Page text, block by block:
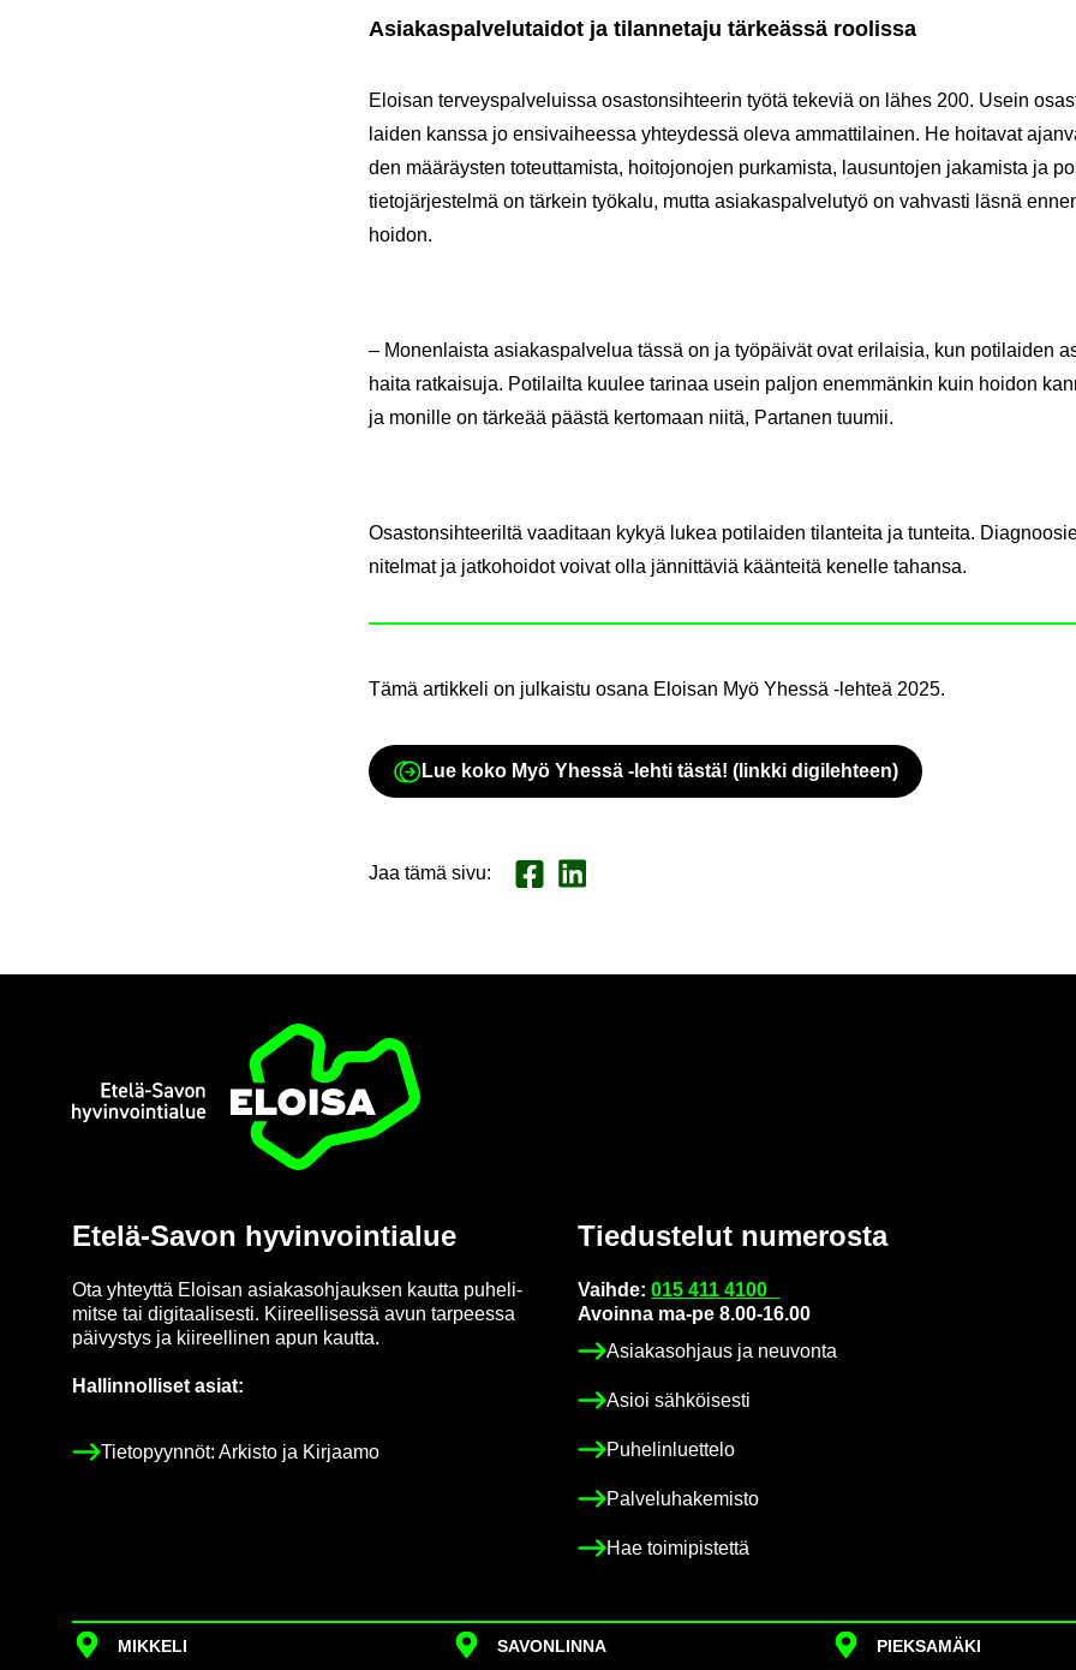
Asia­kas­pal­ve­lu­tai­dot ja ti­lan­ne­ta­ju tär­keäs­sä roo­lis­sa
Eloi­san ter­veys­pal­ve­luis­sa osas­ton­sih­tee­rin työtä te­ke­viä on lähes 200. Usein
lai­den kans­sa jo en­si­vai­hees­sa yh­tey­des­sä oleva am­mat­ti­lai­nen. He hoi­ta­vat
den mää­räys­ten to­teut­ta­mis­ta, hoi­to­jo­no­jen pur­ka­mis­ta, lausun­to­jen ja­ka­mis­ta ja
tie­to­jär­jes­tel­mä on tär­kein työ­ka­lu, mutta asia­kas­pal­ve­lu­työ on vah­vas­ti läsnä
hoi­don.
– Mo­nen­lais­ta asia­kas­pal­ve­lua tässä on ja työ­päi­vät ovat eri­lai­sia, kun po­ti­lai­den
hai­ta rat­kai­su­ja. Po­ti­lail­ta kuu­lee ta­ri­naa usein pal­jon enem­män­kin kuin hoi­don
ja mo­nil­le on tär­ke­ää pääs­tä ker­to­maan niitä, Par­ta­nen tuu­mii.
Osas­ton­sih­tee­ril­tä vaa­di­taan kykyä lukea po­ti­lai­den ti­lan­tei­ta ja tun­tei­ta.
ni­tel­mat ja jat­ko­hoi­dot voi­vat olla jän­nit­tä­viä kään­tei­tä ke­nel­le ta­han­sa.
Tämä ar­tik­ke­li on jul­kais­tu osana Eloi­san Myö Yhes­sä -​lehteä 2025.
Avau­tuu uu­teen vä­li­leh­teen
Lue koko Myö Yhes­sä -​lehti tästä! (link­ki di­gi­leh­teen)
Jaa tämä sivu: Jaa Face­book
Jaa Lin­ke­dI­nis­sä
Etusi­vu
Etelä-​Savon hy­vin­voin­tia­lue
Ota yh­teyt­tä Eloi­san asia­kas­oh­jauk­sen kaut­ta pu­he­li­
mit­se tai di­gi­taa­li­ses­ti. Kii­reel­li­ses­sä avun tar­pees­sa
päi­vys­tys ja kii­reel­li­nen apun kaut­ta.
Hal­lin­nol­li­set asiat:
Tie­to­pyyn­nöt: Ar­kis­to ja Kir­jaa­mo
Tie­dus­te­lut nu­me­ros­ta
Vaih­de:015 411 4100
Avoin­na ma-pe 8.00-16.00
Asia­kas­oh­jaus ja neu­von­ta
Asioi säh­köi­ses­ti
Pu­he­lin­luet­te­lo
Pal­ve­lu­ha­ke­mis­to
Hae toi­mi­pis­tet­tä
MIK­KE­LI SA­VON­LIN­NA PIEK­SA­MÄ­KI